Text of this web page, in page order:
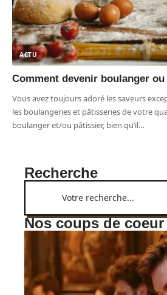
ACTU
Comment devenir boulanger
Vous avez toujours adoré les saveurs
les boulangeries et pâtisseries de votre
boulanger et/ou pâtissier, bien qu’il…
Recherche
Nos coups de coeur